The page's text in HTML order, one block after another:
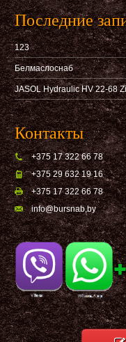
Последние
123
Белмаслоснаб
JASOL Hydraulic HV 22-68
Контакты
+375 17 322 66 78
+375 29 632 19 16
+375 17 322 66 78
info@bursnab,by